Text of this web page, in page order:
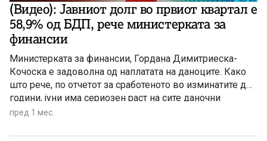
(Видео): Јавниот долг во првиот квартал е
58,9% од БДП, рече министерката за
финансии
Министерката за финансии, Гордана Димитриеска-
Кочоска е задоволна од наплатата на даноците. Како
што рече, по отчетот за сработеното во изминатите две
години, јуни има сериозен раст на сите даночни
приходи
пред 1 мес.